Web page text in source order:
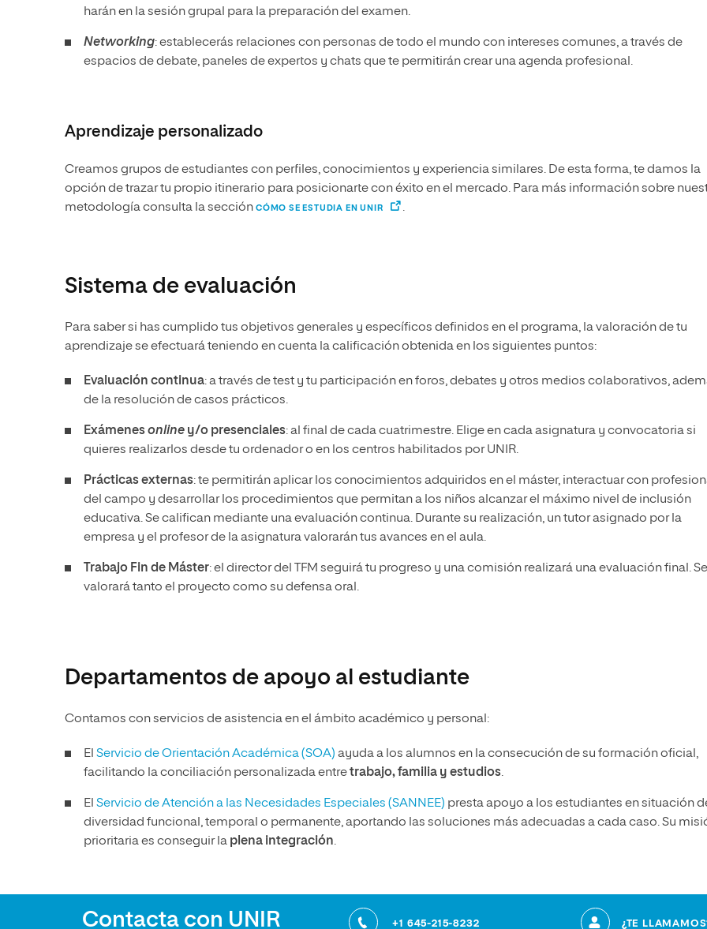
harán en la sesión grupal para la preparación del examen.
Networking: establecerás relaciones con personas de todo el mundo con intereses comunes, a través de
espacios de debate, paneles de expertos y chats que te permitirán crear una agenda profesional.
Aprendizaje personalizado
Creamos grupos de estudiantes con perfiles, conocimientos y experiencia similares. De esta forma, te damos la
opción de trazar tu propio itinerario para posicionarte con éxito en el mercado. Para más información sobre
metodología consulta la sección CÓMO SE ESTUDIA EN UNIR .
Sistema de evaluación
Para saber si has cumplido tus objetivos generales y específicos definidos en el programa, la valoración de tu
aprendizaje se efectuará teniendo en cuenta la calificación obtenida en los siguientes puntos:
Evaluación continua: a través de test y tu participación en foros, debates y otros medios colaborativos,
de la resolución de casos prácticos.
Exámenesonline y/o presenciales: al final de cada cuatrimestre. Elige en cada asignatura y convocatoria si
quieres realizarlos desde tu ordenador o en los centros habilitados por UNIR.
Prácticas externas: te permitirán aplicar los conocimientos adquiridos en el máster, interactuar con
del campo y desarrollar los procedimientos que permitan a los niños alcanzar el máximo nivel de inclusión
educativa. Se califican mediante una evaluación continua. Durante su realización, un tutor asignado por la
empresa y el profesor de la asignatura valorarán tus avances en el aula.
Trabajo Fin de Máster: el director del TFM seguirá tu progreso y una comisión realizará una evaluación final. Se
valorará tanto el proyecto como su defensa oral.
Departamentos de apoyo al estudiante
Contamos con servicios de asistencia en el ámbito académico y personal:
El Servicio de Orientación Académica (SOA) ayuda a los alumnos en la consecución de su formación oficial,
facilitando la conciliación personalizada entretrabajo, familia y estudios.
El Servicio de Atención a las Necesidades Especiales (SANNEE) presta apoyo a los estudiantes en situación
diversidad funcional, temporal o permanente, aportando las soluciones más adecuadas a cada caso. Su
prioritaria es conseguir la plena integración.
Contacta con UNIR +1 645-215-8232 ¿TE